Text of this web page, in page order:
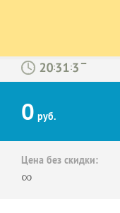
: :
0 руб.
Цена без скидки:
∞